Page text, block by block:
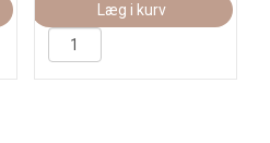
Læg i kurv